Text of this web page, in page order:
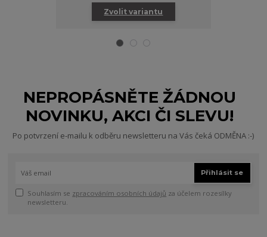
Zvolit variantu
NEPROPÁSNĚTE ŽÁDNOU
NOVINKU, AKCI ČI SLEVU!
Po potvrzení e-mailu k odběru newsletteru na Vás čeká ODMĚNA :-)
Přihlásit se
Souhlasím se zpracováním osobních údajů za účelem rozesílky
newsletteru.